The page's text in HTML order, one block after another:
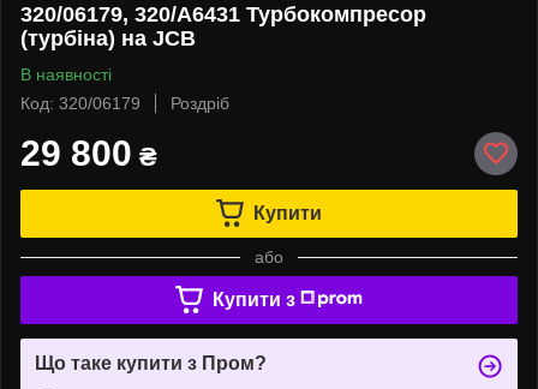
320/06179, 320/A6431 Турбокомпресор
(турбіна) на JCB
В наявності
Код: 320/06179
Роздріб
29 800 ₴
Купити
або
Купити з
Що таке купити з Пром?